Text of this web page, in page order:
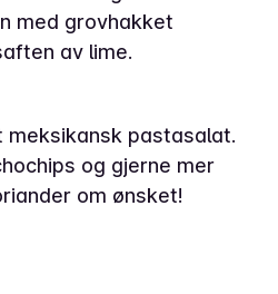
med grovhakket
av lime.
meksikansk pastasalat.
og gjerne mer
om ønsket!